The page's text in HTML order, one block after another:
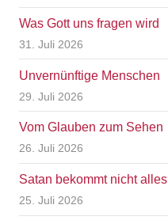
Was Gott uns fragen wird
31. Juli 2026
Unvernünftige Menschen
29. Juli 2026
Vom Glauben zum Sehen
26. Juli 2026
Satan bekommt nicht alles
25. Juli 2026